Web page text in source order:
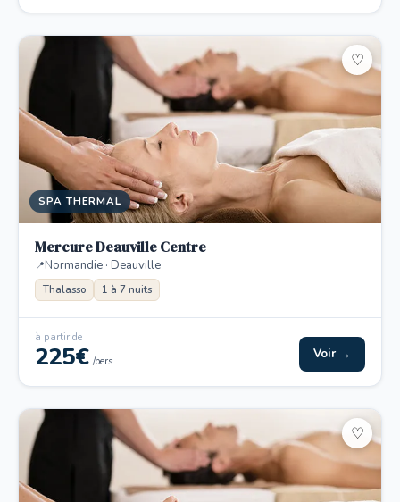
SPA THERMAL
♡
Mercure Deauville Centre
Normandie · Deauville
Thalasso 1 à 7 nuits
à partir de
225€ /pers. Voir →
♡